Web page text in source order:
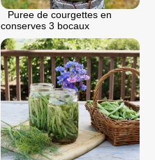
Puree de courgettes en
conserves 3 bocaux